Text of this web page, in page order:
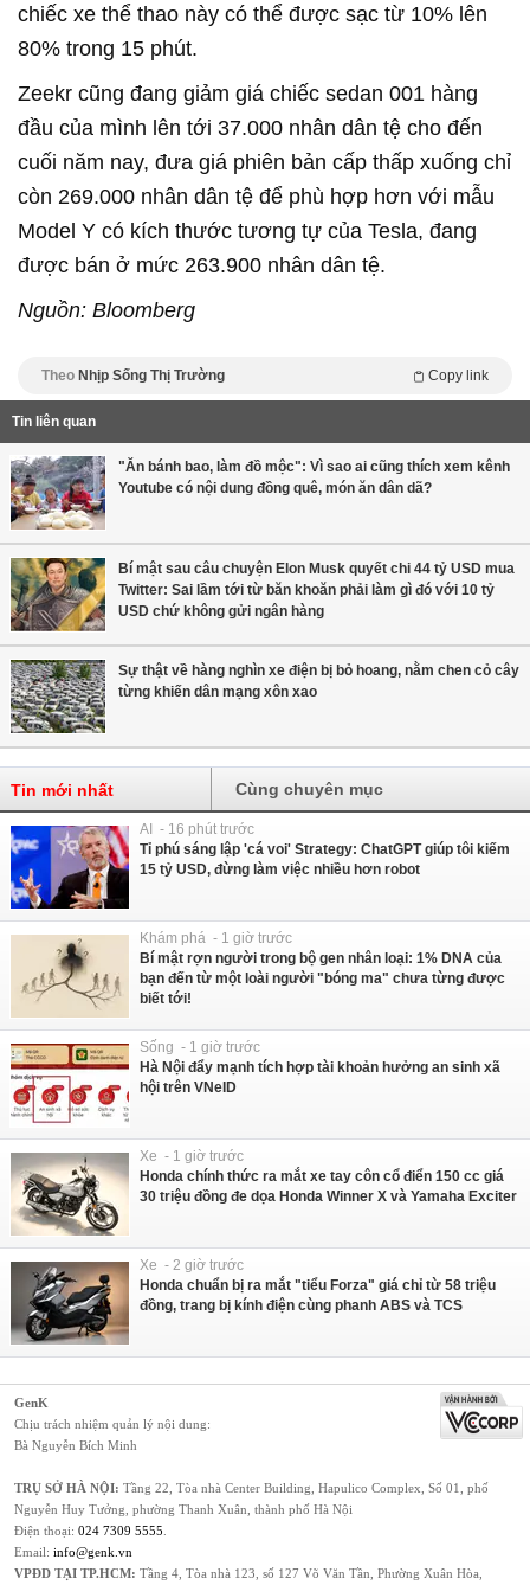
chiếc xe thể thao này có thể được sạc từ 10% lên
80% trong 15 phút.
Zeekr cũng đang giảm giá chiếc sedan 001 hàng
đầu của mình lên tới 37.000 nhân dân tệ cho đến
cuối năm nay, đưa giá phiên bản cấp thấp xuống chỉ
còn 269.000 nhân dân tệ để phù hợp hơn với mẫu
Model Y có kích thước tương tự của Tesla, đang
được bán ở mức 263.900 nhân dân tệ.
Nguồn: Bloomberg
Theo Nhịp Sống Thị Trường Copy link
Tin liên quan
"Ăn bánh bao, làm đồ mộc": Vì sao ai cũng thích xem kênh
Youtube có nội dung đồng quê, món ăn dân dã?
Bí mật sau câu chuyện Elon Musk quyết chi 44 tỷ USD mua
Twitter: Sai lầm tới từ băn khoăn phải làm gì đó với 10 tỷ
USD chứ không gửi ngân hàng
Sự thật về hàng nghìn xe điện bị bỏ hoang, nằm chen cỏ cây
từng khiến dân mạng xôn xao
Tin mới nhất Cùng chuyên mục
AI - 16 phút trước
Tỉ phú sáng lập 'cá voi' Strategy: ChatGPT giúp tôi kiếm
15 tỷ USD, đừng làm việc nhiều hơn robot
Khám phá - 1 giờ trước
Bí mật rợn người trong bộ gen nhân loại: 1% DNA của
bạn đến từ một loài người "bóng ma" chưa từng được
biết tới!
Sống - 1 giờ trước
Hà Nội đẩy mạnh tích hợp tài khoản hưởng an sinh xã
hội trên VNeID
Xe - 1 giờ trước
Honda chính thức ra mắt xe tay côn cổ điển 150 cc giá
30 triệu đồng đe dọa Honda Winner X và Yamaha Exciter
Xe - 2 giờ trước
Honda chuẩn bị ra mắt "tiểu Forza" giá chỉ từ 58 triệu
đồng, trang bị kính điện cùng phanh ABS và TCS
GenK
Chịu trách nhiệm quản lý nội dung:
Bà Nguyễn Bích Minh
TRỤ SỞ HÀ NỘI: Tầng 22, Tòa nhà Center Building, Hapulico Complex, Số 01, phố
Nguyễn Huy Tưởng, phường Thanh Xuân, thành phố Hà Nội
Điện thoại: 024 7309 5555
Email: info@genk.vn
VPĐD TẠI TP.HCM: Tầng 4, Tòa nhà 123, số 127 Võ Văn Tần, Phường Xuân Hòa,